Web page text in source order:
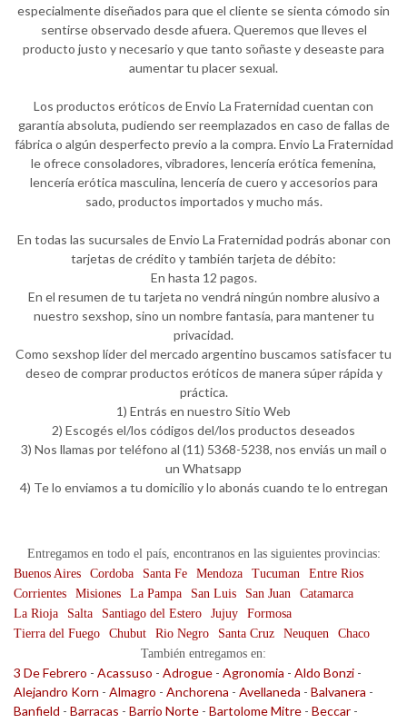
especialmente diseñados para que el cliente se sienta cómodo sin
sentirse observado desde afuera. Queremos que lleves el
producto justo y necesario y que tanto soñaste y deseaste para
aumentar tu placer sexual.
Los productos eróticos de Envio La Fraternidad cuentan con
garantía absoluta, pudiendo ser reemplazados en caso de fallas de
fábrica o algún desperfecto previo a la compra. Envio La Fraternidad
le ofrece consoladores, vibradores, lencería erótica femenina,
lencería erótica masculina, lencería de cuero y accesorios para
sado, productos importados y mucho más.
En todas las sucursales de Envio La Fraternidad podrás abonar con
tarjetas de crédito y también tarjeta de débito:
En hasta 12 pagos.
En el resumen de tu tarjeta no vendrá ningún nombre alusivo a
nuestro sexshop, sino un nombre fantasía, para mantener tu
privacidad.
Como sexshop líder del mercado argentino buscamos satisfacer tu
deseo de comprar productos eróticos de manera súper rápida y
práctica.
1) Entrás en nuestro Sitio Web
2) Escogés el/los códigos del/los productos deseados
3) Nos llamas por teléfono al (11) 5368-5238, nos enviás un mail o
un Whatsapp
4) Te lo enviamos a tu domicilio y lo abonás cuando te lo entregan
Entregamos en todo el país, encontranos en las siguientes provincias:
Buenos Aires
Cordoba Santa Fe Mendoza Tucuman
Entre Rios
Corrientes
Misiones La Pampa San Luis San Juan
Catamarca
La Rioja
Salta Santiago del Estero Jujuy
Formosa
Tierra del Fuego
Chubut Rio Negro Santa Cruz Neuquen
Chaco
También entregamos en:
3 De Febrero - Acassuso - Adrogue - Agronomia - Aldo Bonzi -
Alejandro Korn - Almagro - Anchorena - Avellaneda - Balvanera -
Banfield - Barracas - Barrio Norte - Bartolome Mitre - Beccar -